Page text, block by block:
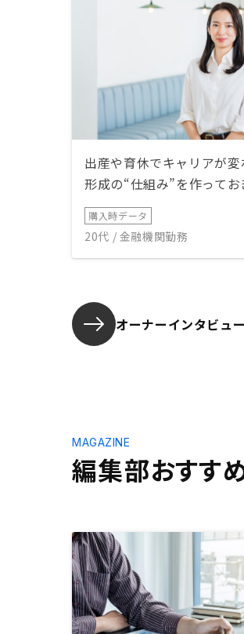
から実施は難しいとは思いま
オーナー交流会を開催していた
ると嬉しいです。また、交流用
示板(みんなこんな時どうして
が質問できる)があってもいいか
と思います(チャット機能に追
るぐらいの位置づけ)。
出産や育休でキャリアが
形成の“仕組み”を作ってお
購入時データ
20代 / 金融機関勤務
オーナーインタビュ
編集部おすす
MAGAZINE